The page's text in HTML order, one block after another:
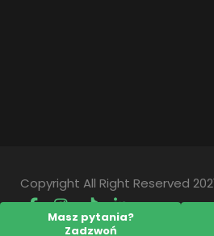
Masz pytania?
Zadzwoń
Copyright All Right Reserved